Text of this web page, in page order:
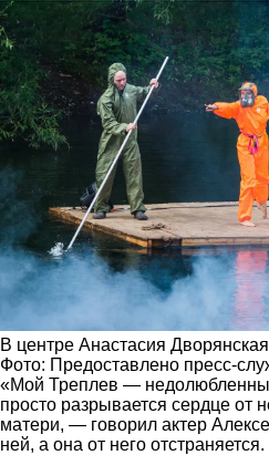
В центре Анастасия
Фото: Предоставлено пресс-
«Мой Треплев —
просто разрывается сердце от
матери, — говорил актер
ней, а она от него